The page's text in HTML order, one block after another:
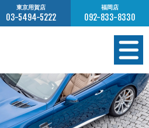
東京用賀店
03-5494-5222
福岡店
092-833-8330
在庫情報
ーダー販売